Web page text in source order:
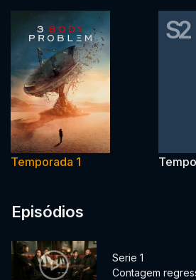
Temporada 1
S2
Episódios
Serie 1
Contagem